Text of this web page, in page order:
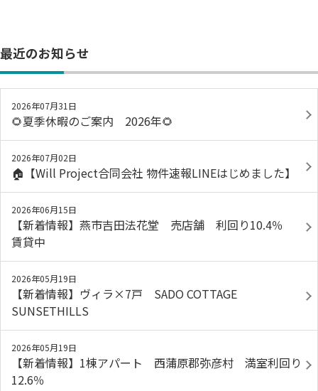
最近のお知らせ
2026年07月31日
🌻夏季休暇のご案内 2026年🌻
2026年07月02日
🏠【Will Project合同会社 物件速報LINEはじめました】
2026年06月15日
【新着情報】燕市吉田法花堂 売店舗 利回り10.4％
賃貸中
2026年05月19日
【新着情報】ヴィラ×7戸 SADO COTTAGE
SUNSETHILLS
2026年05月19日
【新着情報】1棟アパート 西蒲原郡弥彦村 満室利回り
12.6％